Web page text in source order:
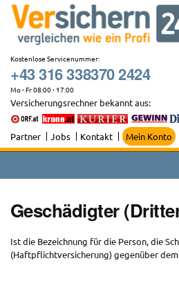
Zum
Inhalt
springen
Kostenlose Servicenummer:
+43 316 338370 2424
Mo - Fr 08:00 - 17:00
Versicherungsrechner bekannt aus:
Partner Jobs Kontakt Mein Konto
Geschädigter
Ist die Bezeichnung für die Person, die
(Haftpflichtversicherung) gegenüber